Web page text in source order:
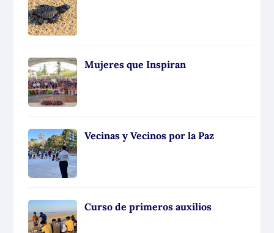
Mujeres que Inspiran
Vecinas y Vecinos por la Paz
Curso de primeros auxilios